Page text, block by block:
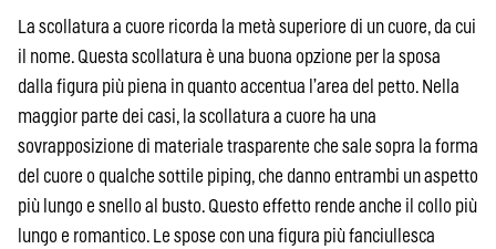
La scollatura a cuore ricorda la metà superiore di un cuore, da cui
il nome. Questa scollatura è una buona opzione per la sposa
dalla figura più piena in quanto accentua l’area del petto. Nella
maggior parte dei casi, la scollatura a cuore ha una
sovrapposizione di materiale trasparente che sale sopra la forma
del cuore o qualche sottile piping, che danno entrambi un aspetto
più lungo e snello al busto. Questo effetto rende anche il collo più
lungo e romantico. Le spose con una figura più fanciullesca